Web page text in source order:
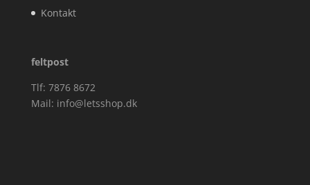
Kontakt
feltpost
Tlf: 7876 8672
Mail: info@letsshop.dk